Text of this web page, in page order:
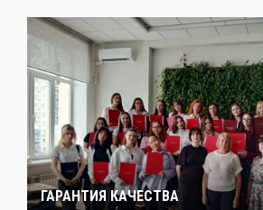
ГАРАНТИЯ КАЧЕСТВА